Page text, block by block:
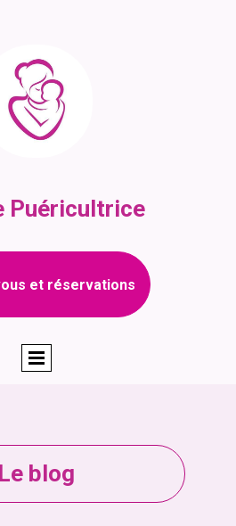
Puéricultrice
et réservations
Le blog